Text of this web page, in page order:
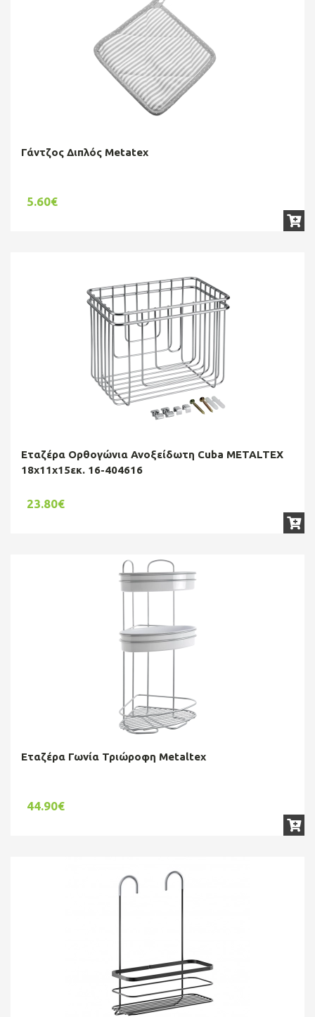
Γάντζος Διπλός Metatex
5.60€
Εταζέρα Ορθογώνια Ανοξείδωτη Cuba METALTEX
18x11x15εκ. 16-404616
23.80€
Εταζέρα Γωνία Τριώροφη Metaltex
44.90€